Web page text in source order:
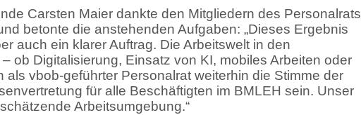
Carsten Maier dankte den Mitgliedern des Personalrats
betonte die anstehenden Aufgaben: „Dieses Ergebnis
auch ein klarer Auftrag. Die Arbeitswelt in den
ob Digitalisierung, Einsatz von KI, mobiles Arbeiten oder
vbob-geführter Personalrat weiterhin die Stimme der
für alle Beschäftigten im BMLEH sein. Unser
Arbeitsumgebung.“